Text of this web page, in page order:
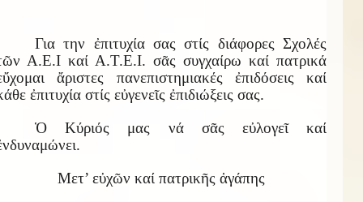
Για την ἐπιτυχία σας στίς διάφορες Σχολές
Α.Ε.Ι καί Α.Τ.Ε.Ι. σᾶς συγχαίρω καί πατρικά
ἄριστες πανεπιστημιακές ἐπιδόσεις καί
ἐπιτυχία στίς εὐγενεῖς ἐπιδιώξεις σας.
Ὁ Κύριός μας νά σᾶς εὐλογεῖ καί
Μετ’ εὐχῶν καί πατρικῆς ἀγάπης